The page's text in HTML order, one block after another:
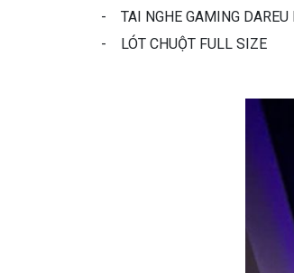
- TAI NGHE GAMING DAREU
- LÓT CHUỘT FULL SIZE